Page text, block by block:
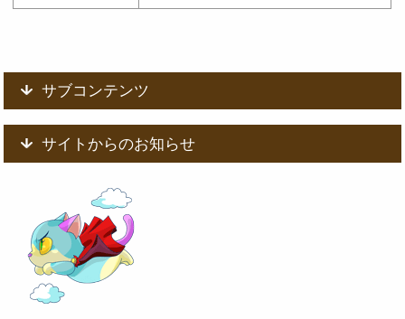
サブコンテンツ
サイトからのお知らせ